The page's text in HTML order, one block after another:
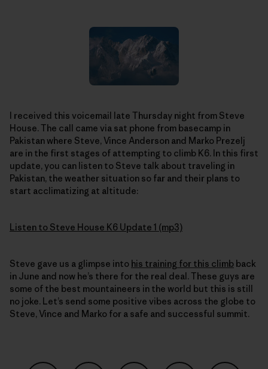
I received this voicemail late Thursday night from Steve
House. The call came via sat phone from basecamp in
Pakistan where Steve, Vince Anderson and Marko Prezelj
are in the first stages of attempting to climb K6. In this first
update, you can listen to Steve talk about traveling in
Pakistan, the weather situation so far and their plans to
start acclimatizing at altitude:
Listen to Steve House K6 Update 1 (mp3)
Steve gave us a glimpse into his training for this climb back
in June and now he’s there for the real deal. These guys are
some of the best mountaineers in the world but this is still
no joke. Let’s send some positive vibes across the globe to
Steve, Vince and Marko for a safe and successful summit.